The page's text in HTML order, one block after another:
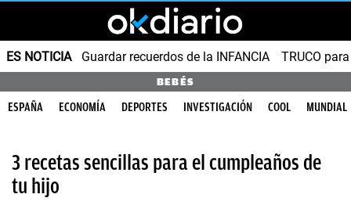
ES NOTICIA Guardar recuerdos de la INFANCIA TRUCO
BEBÉS
ESPAÑA ECONOMÍA DEPORTES INVESTIGACIÓN COOL MUNDIAL
3 recetas sencillas para el cumpleaños de
tu hijo